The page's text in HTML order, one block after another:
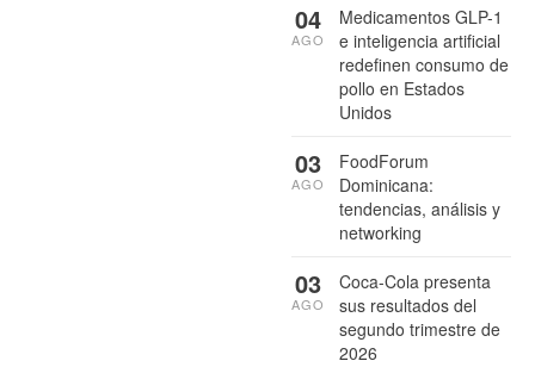
Medicamentos GLP-1
e inteligencia artificial
redefinen consumo de
pollo en Estados
Unidos
04
AGO
FoodForum
Dominicana:
tendencias, análisis y
networking
03
AGO
Coca-Cola presenta
sus resultados del
segundo trimestre de
2026
03
AGO